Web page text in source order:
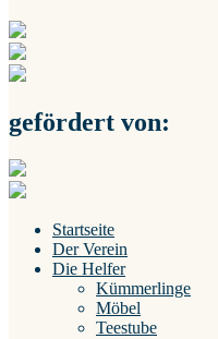
gefördert von:
Startseite
Der Verein
Die Helfer
Kümmerlinge
Möbel
Teestube